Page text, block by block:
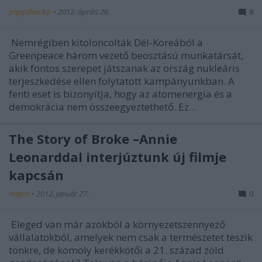
pappdori.bp • 2012. április 26. 8
Nemrégiben kitoloncolták Dél-Koreából a
Greenpeace három vezető beosztású munkatársát,
akik fontos szerepet játszanak az ország nukleáris
terjeszkedése ellen folytatott kampányunkban. A
fenti eset is bizonyítja, hogy az atomenergia és a
demokrácia nem összeegyeztethető. Ez…
The Story of Broke –Annie
Leonarddal interjúztunk új filmje
kapcsán
majcsi • 2012. január 27. 0
Eleged van már azokból a környezetszennyező
vállalatokból, amelyek nem csak a természetet teszik
tönkre, de komoly kerékkötői a 21. század zöld